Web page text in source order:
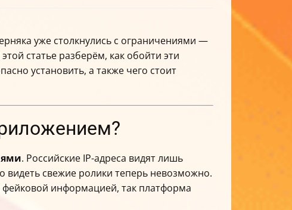
уже столкнулись с ограничениями —
статье разберём, как обойти эти
установить, а также чего стоит
. Российские IP-адреса видят лишь
видеть свежие ролики теперь невозможно.
информацией, так платформа